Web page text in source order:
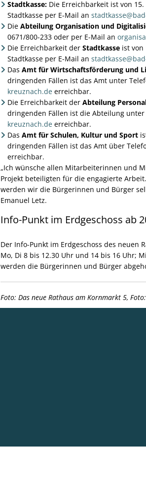
Stadtkasse: Die Erreichbarkeit ist von
Stadtkasse per E-Mail an
Die Abteilung Organisation und
0671/800-233 oder per E-Mail an
Die Erreichbarkeit derStadtkasse ist von
Stadtkasse per E-Mail an
Das Amt für Wirtschaftsförderung und
dringenden Fällen ist das Amt unter
kreuznach.de erreichbar.
Die Erreichbarkeit derAbteilung
dringenden Fällen ist die Abteilung
kreuznach.de erreichbar.
Das Amt für Schulen, Kultur und Sport
dringenden Fällen ist das Amt über
erreichbar.
„Ich wünsche allen Mitarbeiterinnen und
Projekt beteiligten für die engagierte
werden wir die Bürgerinnen und Bürger
Emanuel Letz.
Info-Punkt im Erdgeschoss ab
Der Info-Punkt im Erdgeschoss des neuen
Mo, Di 8 bis 12.30 Uhr und 14 bis 16 Uhr;
werden die Bürgerinnen und Bürger
Foto: Das neue Rathaus am Kornmarkt 5,